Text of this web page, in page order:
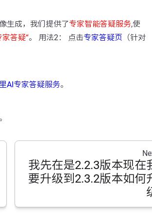
生成，我们提供了专家智能答疑服务,使
答疑“。 用法2： 点击专家答疑页 （针对
AI专家答疑服务。
我先在是2.2.3版本现在
要升级到2.3.2版本如何